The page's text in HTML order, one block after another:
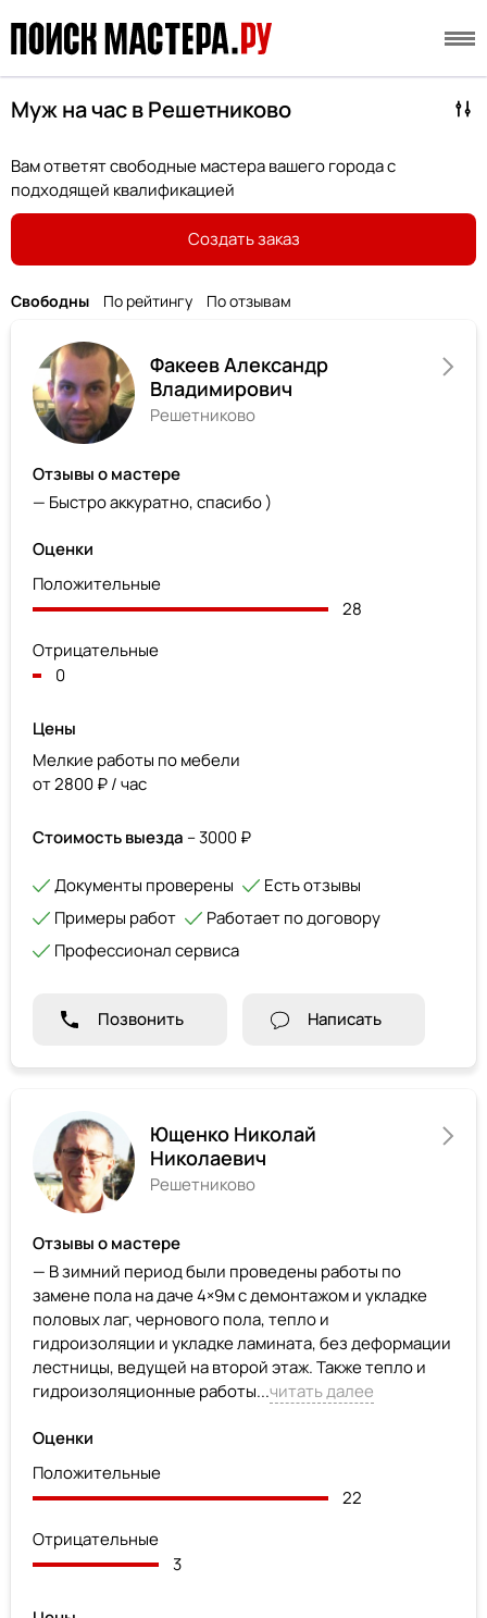
Муж на час в Решетниково
Вам ответят свободные мастера вашего города с
подходящей квалификацией
Создать заказ
Свободны По рейтингу По отзывам
Факеев Александр
Владимирович
Решетниково
Отзывы о мастере
— Быстро аккуратно, спасибо )
Оценки
Положительные
28
Отрицательные
0
Цены
Мелкие работы по мебели
от 2800 ₽ / час
Стоимость выезда – 3000 ₽
Документы проверены
Есть отзывы
Примеры работ
Работает по договору
Профессионал сервиса
Позвонить Написать
Ющенко Николай
Николаевич
Решетниково
Отзывы о мастере
— В зимний период были проведены работы по
замене пола на даче 4×9м с демонтажом и укладке
половых лаг, чернового пола, тепло и
гидроизоляции и укладке ламината, без деформации
лестницы, ведущей на второй этаж. Также тепло и
гидроизоляционные работы...читать далее
Оценки
Положительные
22
Отрицательные
3